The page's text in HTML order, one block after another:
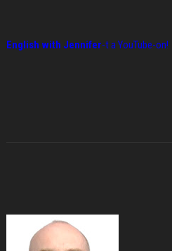
English with Jennifer-t a YouTube-on!